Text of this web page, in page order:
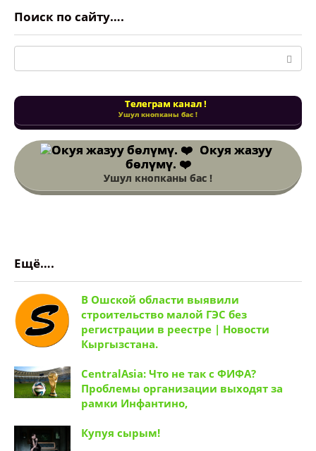
Поиск по сайту….
Поиск:
Телеграм канал !
Ушул кнопканы бас !
Окуя жазуу
бөлүмү. ❤️
Ушул кнопканы бас !
Ещё….
В Ошской области выявили
строительство малой ГЭС без
регистрации в реестре | Новости
Кыргызстана.
CentralAsia: Что не так с ФИФА?
Проблемы организации выходят за
рамки Инфантино,
Купуя сырым!